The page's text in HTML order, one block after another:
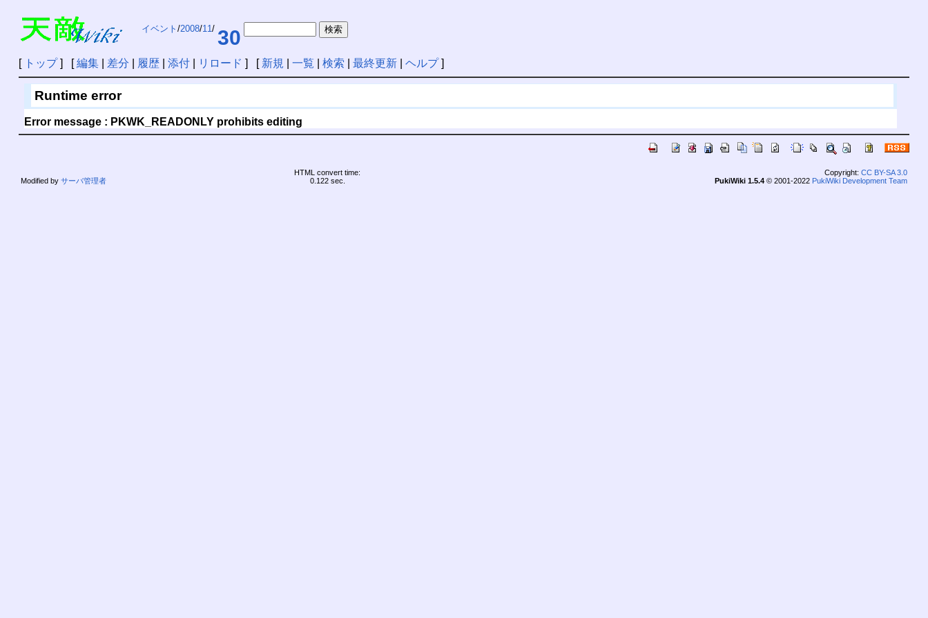
イベント /2008/11/ 30
[ トップ] [編集| 差分 履歴| 添付| リロード ] [ 新規 一覧 検索 最終更新| ヘルプ]
Runtime error
Error message : PKWK_READONLY prohibits editing
Modified by サーバ管理者
HTML convert time:
0.122 sec.
Copyright: CC BY-SA 3.0
PukiWiki 1.5.4© 2001-2022 PukiWiki Development Team